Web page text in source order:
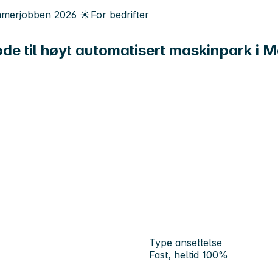
2026 ☀️For bedrifter
til høyt automatisert maskinpark i
Type ansettelse
Fast, heltid 100%